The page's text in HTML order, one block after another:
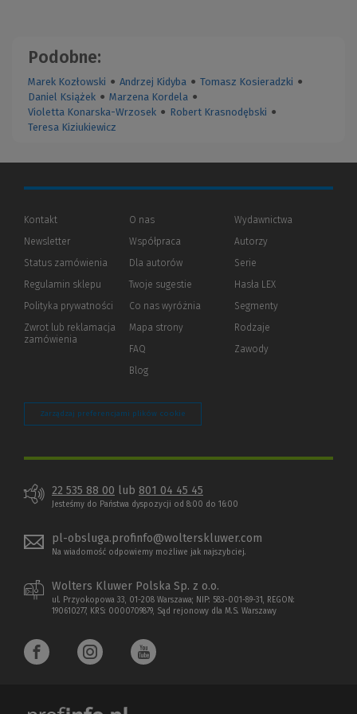
Podobne:
Marek Kozłowski ● Andrzej Kidyba ● Tomasz Kosieradzki ●
Daniel Książek ● Marzena Kordela ●
Violetta Konarska-Wrzosek ● Robert Krasnodębski ●
Teresa Kiziukiewicz
Kontakt
Newsletter
Status zamówienia
Regulamin sklepu
Polityka prywatności (Nowe
(Link
innej
Zwrot lub reklamacja
zamówienia
O nas
Współpraca
Dla autorów(Nowe
(Link
innej
strony)
Twoje sugestie
Co nas wyróżnia
Mapa strony
FAQ
Blog
Wydawnictwa
Autorzy
Serie
Hasła LEX
Segmenty
Rodzaje
Zawody
Zarządzaj preferencjami plików cookie
22 535 88 00 lub 801 04 45 45
Jesteśmy do Państwa dyspozycji od 8:00 do 16:00
pl-obsluga.profinfo@wolterskluwer.com
Na wiadomość odpowiemy możliwe jak najszybciej.
Wolters Kluwer Polska Sp. z o.o.
ul. Przyokopowa 33, 01-208 Warszawa; NIP: 583-001-89-31, REGON:
190610277, KRS: 0000709879, Sąd rejonowy dla M.S. Warszawy